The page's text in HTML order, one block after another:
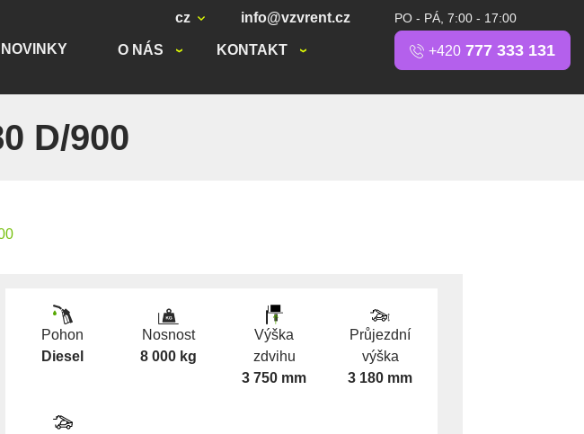
NOVINKY O NÁS KONTAKT
cz info@vzvrent.cz PO - PÁ, 7:00 - 17:00
+420 777 333 131
D/900
Pohon
Diesel
Nosnost
8 000 kg
Výška
zdvihu
3 750 mm
Průjezdní
výška
3 180 mm